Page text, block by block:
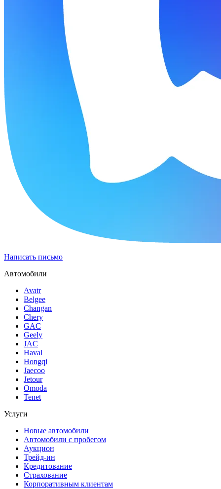
Написать письмо
Автомобили
Avatr
Belgee
Changan
Chery
GAC
Geely
JAC
Haval
Hongqi
Jaecoo
Jetour
Omoda
Tenet
Услуги
Новые автомобили
Автомобили с пробегом
Аукцион
Трейд-ин
Кредитование
Страхование
Корпоративным клиентам